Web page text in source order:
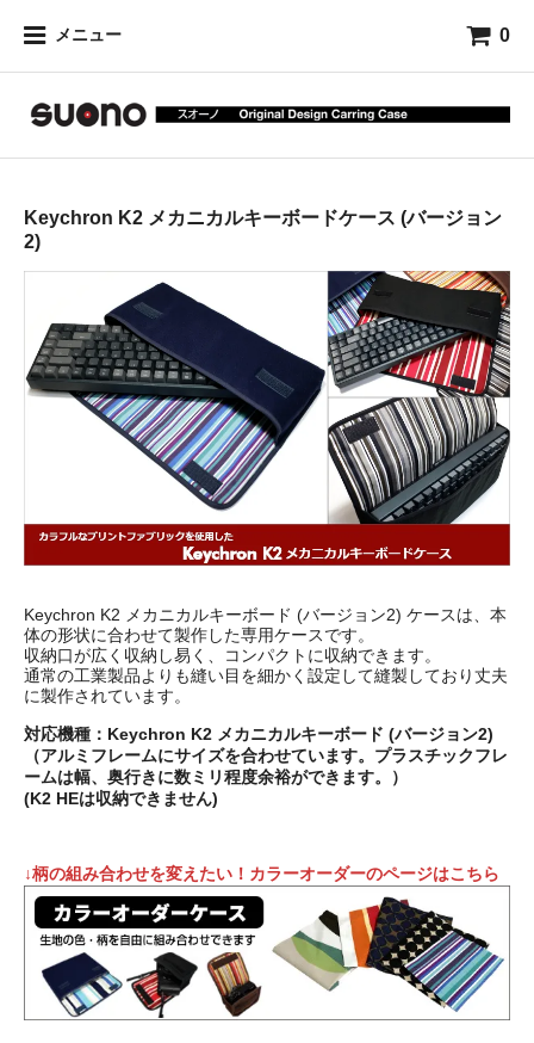
メニュー 0
Keychron K2 メカニカルキーボードケース (バージョン
2)
Keychron K2 メカニカルキーボード (バージョン2) ケースは、本
体の形状に合わせて製作した専用ケースです。
収納口が広く収納し易く、コンパクトに収納できます。
通常の工業製品よりも縫い目を細かく設定して縫製しており丈夫
に製作されています。
対応機種：Keychron K2 メカニカルキーボード (バージョン2)
（アルミフレームにサイズを合わせています。プラスチックフレ
ームは幅、奥行きに数ミリ程度余裕ができます。）
(K2 HEは収納できません)
↓柄の組み合わせを変えたい！カラーオーダーのページはこちら